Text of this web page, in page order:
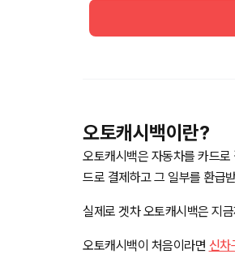
오토캐시백이란?
오토캐시백은 자동차를 카드
드로 결제하고 그 일부를 환급
실제로 겟차 오토캐시백은 지
오토캐시백이 처음이라면 신차